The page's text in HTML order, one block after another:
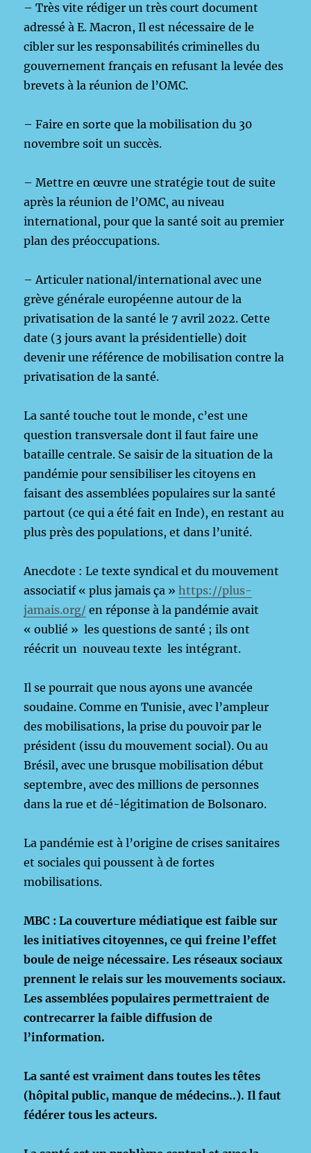
– Très vite rédiger un très court document
adressé à E. Macron, Il est nécessaire de le
cibler sur les responsabilités criminelles du
gouvernement français en refusant la levée des
brevets à la réunion de l’OMC.
– Faire en sorte que la mobilisation du 30
novembre soit un succès.
– Mettre en œuvre une stratégie tout de suite
après la réunion de l’OMC, au niveau
international, pour que la santé soit au premier
plan des préoccupations.
– Articuler national/international avec une
grève générale européenne autour de la
privatisation de la santé le 7 avril 2022. Cette
date (3 jours avant la présidentielle) doit
devenir une référence de mobilisation contre la
privatisation de la santé.
La santé touche tout le monde, c’est une
question transversale dont il faut faire une
bataille centrale. Se saisir de la situation de la
pandémie pour sensibiliser les citoyens en
faisant des assemblées populaires sur la santé
partout (ce qui a été fait en Inde), en restant au
plus près des populations, et dans l’unité.
Anecdote : Le texte syndical et du mouvement
associatif « plus jamais ça »https://plus-
jamais.org/ en réponse à la pandémie avait
« oublié » les questions de santé ; ils ont
réécrit un nouveau texte les intégrant.
Il se pourrait que nous ayons une avancée
soudaine. Comme en Tunisie, avec l’ampleur
des mobilisations, la prise du pouvoir par le
président (issu du mouvement social). Ou au
Brésil, avec une brusque mobilisation début
septembre, avec des millions de personnes
dans la rue et dé-légitimation de Bolsonaro.
La pandémie est à l’origine de crises sanitaires
et sociales qui poussent à de fortes
mobilisations.
MBC : La couverture médiatique est faible sur
les initiatives citoyennes, ce qui freine l’effet
boule de neige nécessaire. Les réseaux sociaux
prennent le relais sur les mouvements sociaux.
Les assemblées populaires permettraient de
contrecarrer la faible diffusion de
l’information.
La santé est vraiment dans toutes les têtes
(hôpital public, manque de médecins..). Il faut
fédérer tous les acteurs.